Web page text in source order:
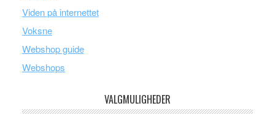
Viden på internettet
Voksne
Webshop guide
Webshops
VALGMULIGHEDER